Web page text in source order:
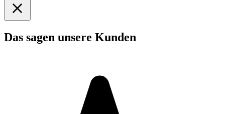
Das sagen unsere Kunden